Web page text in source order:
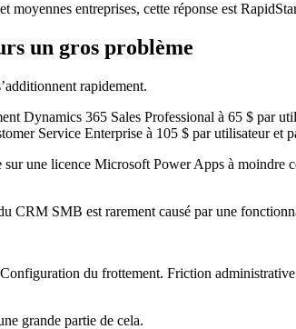
moyennes entreprises, cette réponse est
un gros problème
rapidement.
Dynamics 365 Sales Professional à 65 $ par
Service Enterprise à 105 $ par utilisateur et
une licence Microsoft Power Apps à moindre
CRM SMB est rarement causé par une
du frottement. Friction
grande partie de cela.